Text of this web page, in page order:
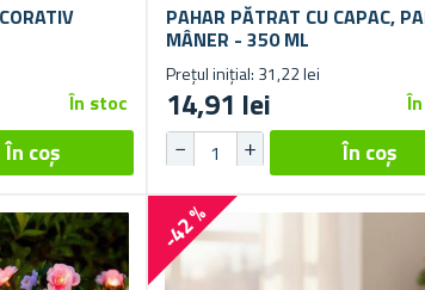
În stoc
PAHAR PĂTRAT CU CAPAC,
MÂNER - 350 ML
Prețul inițial: 31,22 lei
14,91 lei
-42 %